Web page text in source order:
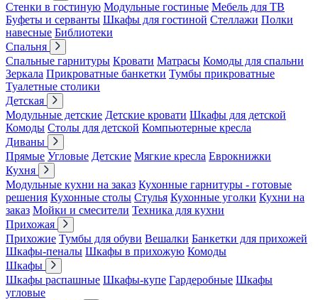
Стенки в гостиную Модульные гостиные Мебель для ТВ
Буфеты и серванты Шкафы для гостиной Стеллажи Полки
навесные Библиотеки
Спальня
Спальные гарнитуры Кровати Матрасы Комоды для спальни
Зеркала Прикроватные банкетки Тумбы прикроватные
Туалетные столики
Детская
Модульные детские Детские кровати Шкафы для детской
Комоды Столы для детской Компьютерные кресла
Диваны
Прямые Угловые Детские Мягкие кресла Еврокнижки
Кухня
Модульные кухни на заказ Кухонные гарнитуры - готовые
решения Кухонные столы Стулья Кухонные уголки Кухни на
заказ Мойки и смесители Техника для кухни
Прихожая
Прихожие Тумбы для обуви Вешалки Банкетки для прихожей
Шкафы-пеналы Шкафы в прихожую Комоды
Шкафы
Шкафы распашные Шкафы-купе Гардеробные Шкафы
угловые